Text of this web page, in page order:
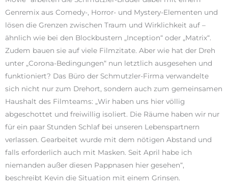
Genremix aus Comedy-, Horror- und Mystery-Elementen und
lösen die Grenzen zwischen Traum und Wirklichkeit auf –
ähnlich wie bei den Blockbustern „Inception“ oder „Matrix“.
Zudem bauen sie auf viele Filmzitate. Aber wie hat der Dreh
unter „Corona-Bedingungen“ nun letztlich ausgesehen und
funktioniert? Das Büro der Schmutzler-Firma verwandelte
sich nicht nur zum Drehort, sondern auch zum gemeinsamen
Haushalt des Filmteams: „Wir haben uns hier völlig
abgeschottet und freiwillig isoliert. Die Räume haben wir nur
für ein paar Stunden Schlaf bei unseren Lebenspartnern
verlassen. Gearbeitet wurde mit dem nötigen Abstand und
falls erforderlich auch mit Masken. Seit April habe ich
niemanden außer diesen Pappnasen hier gesehen“,
beschreibt Kevin die Situation mit einem Grinsen.